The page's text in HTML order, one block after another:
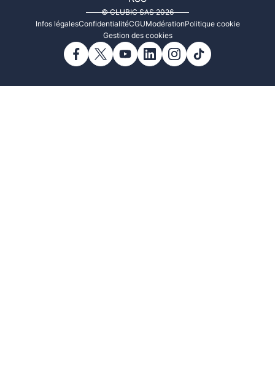
© CLUBIC SAS 2026
Infos légalesConfidentialitéCGUModérationPolitique cookie
Gestion des cookies